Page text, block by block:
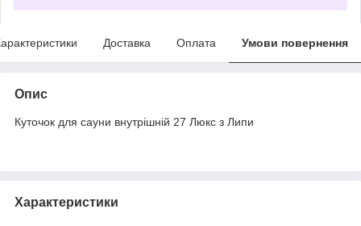
Доставка Оплата Умови повернення
Опис
Куточок для сауни внутрішній 27 Люкс з Липи
Характеристики